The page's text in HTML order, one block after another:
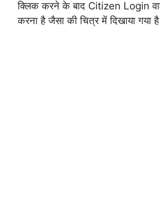
क्लिक करने के बाद Citizen Login
करना है जैसा की चित्र में दिखाया गया